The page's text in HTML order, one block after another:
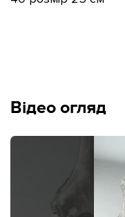
Відео огляд